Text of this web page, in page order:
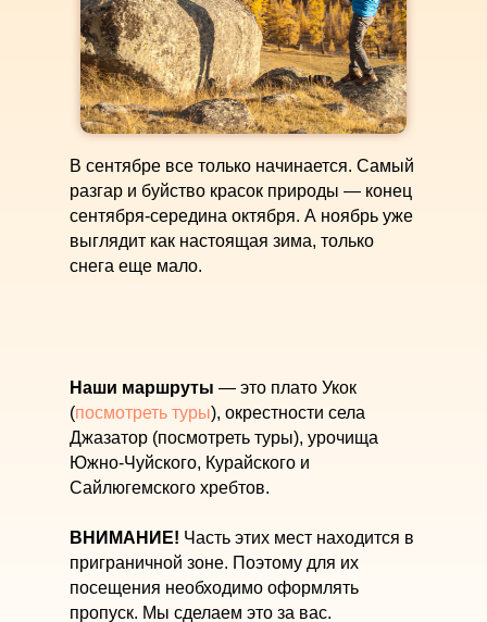
Наши маршруты — это плато Укок
(посмотреть туры), окрестности села
Джазатор (посмотреть туры), урочища
Южно-Чуйского, Курайского и
Сайлюгемского хребтов.
ВНИМАНИЕ! Часть этих мест находится в
приграничной зоне. Поэтому для их
посещения необходимо оформлять
пропуск. Мы сделаем это за вас.
В сентябре все только начинается. Самый
разгар и буйство красок природы — конец
сентября-середина октября. А ноябрь уже
выглядит как настоящая зима, только
снега еще мало.